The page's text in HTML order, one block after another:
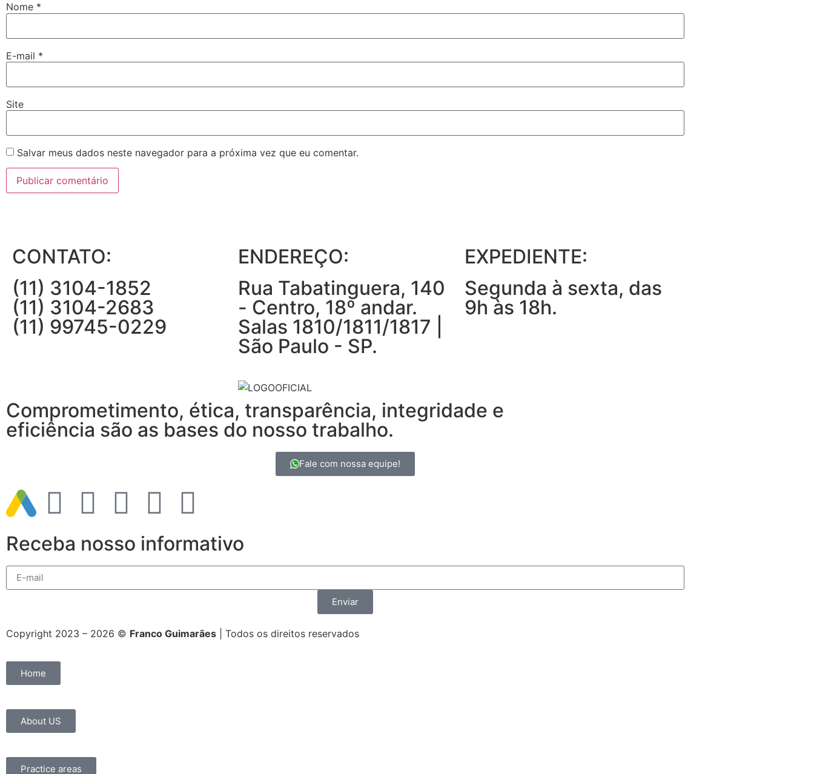
Nome *
E-mail *
Site
Salvar meus dados neste navegador para a próxima vez que eu comentar.
CONTATO:
(11) 3104-1852
(11) 3104-2683
(11) 99745-0229
ENDEREÇO:
Rua Tabatinguera, 140
- Centro, 18º andar.
Salas 1810/1811/1817 |
São Paulo - SP.
EXPEDIENTE:
Segunda à sexta, das
9h às 18h.
Comprometimento, ética, transparência, integridade e
eficiência são as bases do nosso trabalho.
Fale com nossa equipe!
Receba nosso informativo
Enviar
Copyright 2023 – 2026 © Franco Guimarães | Todos os direitos reservados
Home
About US
Practice areas